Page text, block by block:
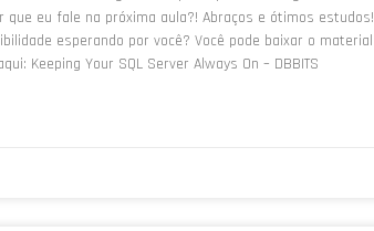
eu fale na próxima aula?! Abraços e ótimos estudos!
esperando por você? Você pode baixar o material
Keeping Your SQL Server Always On – DBBITS